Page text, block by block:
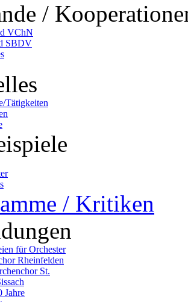
/
VChN
SBDV
Tätigkeiten
/ Kritiken
für Orchester
Rheinfelden
St.
Jahre